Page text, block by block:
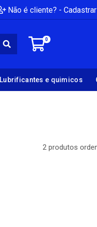
Não é cliente? - Cadastrar
0
Lubrificantes e quimicos
2 produtos